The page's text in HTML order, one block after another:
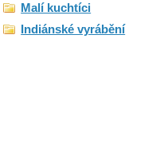
Malí kuchtíci
Indiánské vyrábění